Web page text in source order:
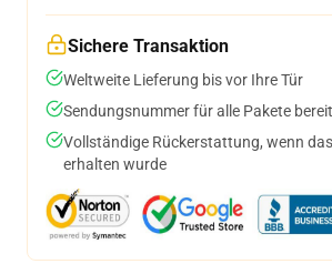
Sichere Transaktion
Weltweite Lieferung bis vor Ihre Tür
Sendungsnummer für alle Pakete
Vollständige Rückerstattung, wenn
erhalten wurde